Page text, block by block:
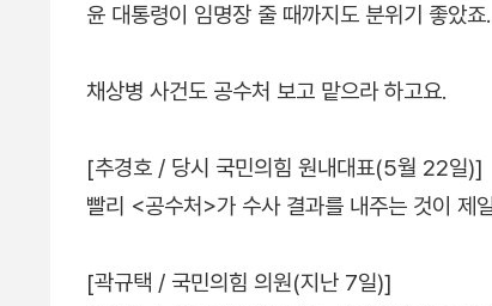
윤 대통령이 임명장 줄 때까지도 분위기 좋았죠.
채상병 사건도 공수처 보고 맡으라 하고요.
[추경호 / 당시 국민의힘 원내대표(5월 22일)]
빨리 <공수처>가 수사 결과를 내주는 것이 제
[곽규택 / 국민의힘 의원(지난 7일)]